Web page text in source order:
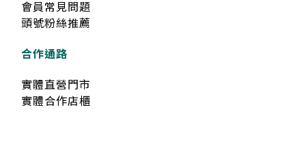
會員常見問題
頭號粉絲推薦
合作通路
實體直營門市
實體合作店櫃